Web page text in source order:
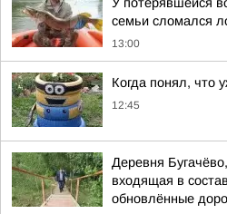
семьи сломался
13:00
Когда понял, что
12:45
Деревня
входящая в
обновлённые